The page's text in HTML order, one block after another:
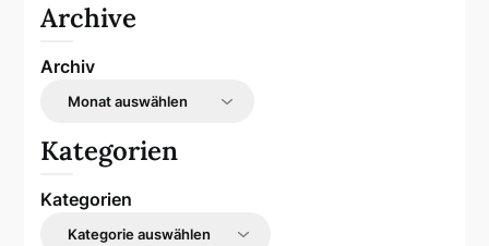
Archive
Archiv
Kategorien
Kategorien